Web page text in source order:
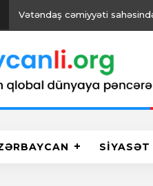
Vətəndaş cəmiyyəti
SİYASƏT